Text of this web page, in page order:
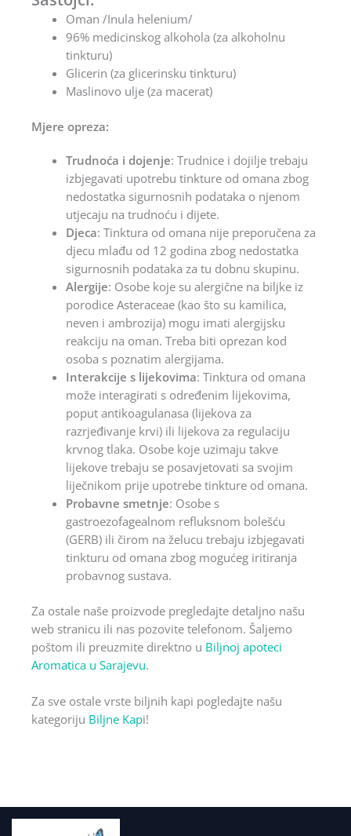
Oman /Inula helenium/
96% medicinskog alkohola (za alkoholnu
tinkturu)
Glicerin (za glicerinsku tinkturu)
Maslinovo ulje (za macerat)
Mjere opreza:
Trudnoća i dojenje: Trudnice i dojilje trebaju
izbjegavati upotrebu tinkture od omana zbog
nedostatka sigurnosnih podataka o njenom
utjecaju na trudnoću i dijete.
Djeca: Tinktura od omana nije preporučena za
djecu mlađu od 12 godina zbog nedostatka
sigurnosnih podataka za tu dobnu skupinu.
Alergije: Osobe koje su alergične na biljke iz
porodice Asteraceae (kao što su kamilica,
neven i ambrozija) mogu imati alergijsku
reakciju na oman. Treba biti oprezan kod
osoba s poznatim alergijama.
Interakcije s lijekovima: Tinktura od omana
može interagirati s određenim lijekovima,
poput antikoagulanasa (lijekova za
razrjeđivanje krvi) ili lijekova za regulaciju
krvnog tlaka. Osobe koje uzimaju takve
lijekove trebaju se posavjetovati sa svojim
liječnikom prije upotrebe tinkture od omana.
Probavne smetnje: Osobe s
gastroezofagealnom refluksnom bolešću
(GERB) ili čirom na želucu trebaju izbjegavati
tinkturu od omana zbog mogućeg iritiranja
probavnog sustava.
Za ostale naše proizvode pregledajte detaljno našu
web stranicu ili nas pozovite telefonom. Šaljemo
poštom ili preuzmite direktno u Biljnoj apoteci
Aromatica u Sarajevu.
Za sve ostale vrste biljnih kapi pogledajte našu
kategoriju Biljne Kapi!